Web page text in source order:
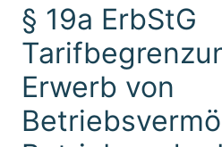
§ 19a ErbStG
Erwerb von